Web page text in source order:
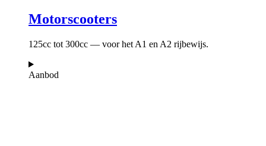
Motorscooters
125cc tot 300cc — voor het A1 en A2 rijbewijs.
Aanbod